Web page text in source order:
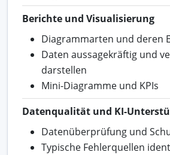
Berichte und Visualisierung
Diagrammarten und deren
Daten aussagekräftig und
darstellen
Mini-Diagramme und KPIs
Datenqualität und KI-
Datenüberprüfung und
Typische Fehlerquellen